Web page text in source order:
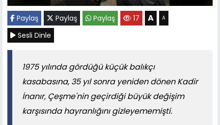
Paylaş Paylaş Paylaş 17 A A
Sesli Dinle
1975 yılında gördüğü küçük balıkçı
kasabasına, 35 yıl sonra yeniden dönen Kadir
İnanır, Çeşme'nin geçirdiği büyük değişim
karşısında hayranlığını gizleyememişti.